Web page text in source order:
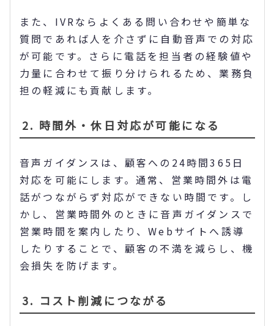
また、IVRならよくある問い合わせや簡単な
質問であれば人を介さずに自動音声での対応
が可能です。さらに電話を担当者の経験値や
力量に合わせて振り分けられるため、業務負
担の軽減にも貢献します。
2. 時間外・休日対応が可能になる
音声ガイダンスは、顧客への24時間365日
対応を可能にします。通常、営業時間外は電
話がつながらず対応ができない時間です。し
かし、営業時間外のときに音声ガイダンスで
営業時間を案内したり、Webサイトへ誘導
したりすることで、顧客の不満を減らし、機
会損失を防げます。
3. コスト削減につながる